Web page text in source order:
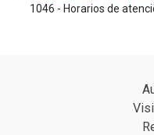
1046 - Horarios de